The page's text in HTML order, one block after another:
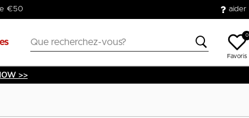
€50 aider
0
Favoris
>>